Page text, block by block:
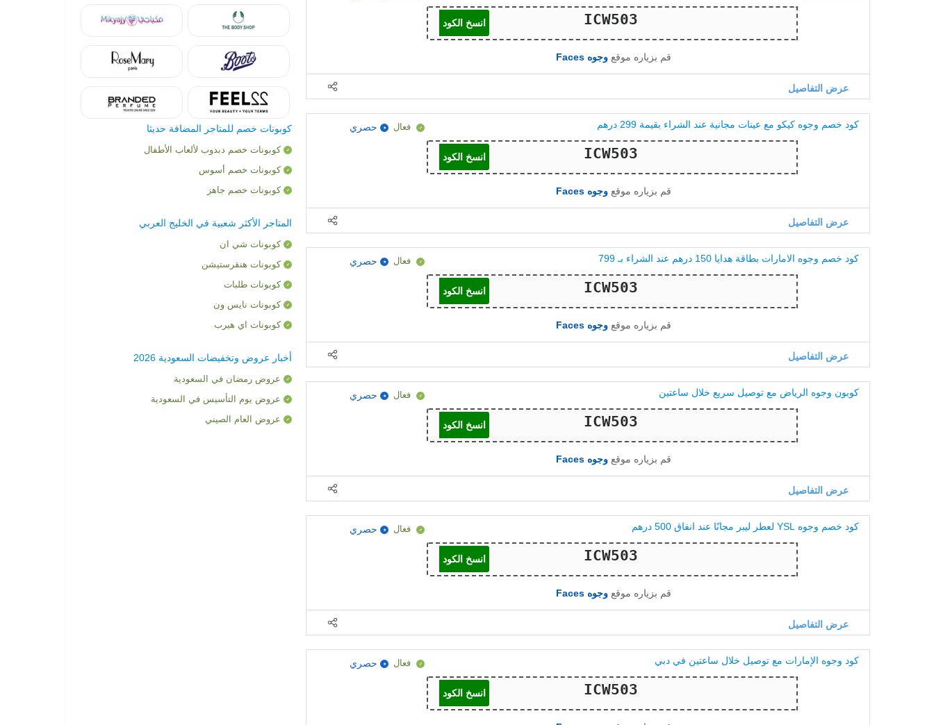
انسخ الكود
قم بزياره موقع وجوه Faces
عرض التفاصيل
كود خصم وجوه كيكو مع عينات مجانية عند الشراء بقيمة 299 درهم فعال حصري
انسخ الكود
قم بزياره موقع وجوه Faces
عرض التفاصيل
كود خصم وجوه الامارات بطاقة هدايا 150 درهم عند الشراء بـ 799 فعال حصري
انسخ الكود
قم بزياره موقع وجوه Faces
عرض التفاصيل
كوبون وجوه الرياض مع توصيل سريع خلال ساعتين فعال حصري
انسخ الكود
قم بزياره موقع وجوه Faces
عرض التفاصيل
كود خصم وجوه YSL لعطر ليبر مجانًا عند انفاق 500 درهم فعال حصري
انسخ الكود
قم بزياره موقع وجوه Faces
عرض التفاصيل
كود وجوه الإمارات مع توصيل خلال ساعتين في دبي فعال حصري
انسخ الكود
كوبونات خصم للمتاجر المضافة حديثا
كوبونات خصم دبدوب لألعاب الأطفال
كوبونات خصم أسوس
كوبونات خصم جاهز
المتاجر الأكثر شعبية في الخليج العربي
كوبونات شي ان
كوبونات هنقرستيشن
كوبونات طلبات
كوبونات نايس ون
كوبونات اي هيرب
أخبار عروض وتخفيضات السعودية 2026
عروض رمضان في السعودية
عروض يوم التأسيس في السعودية
عروض العام الصيني